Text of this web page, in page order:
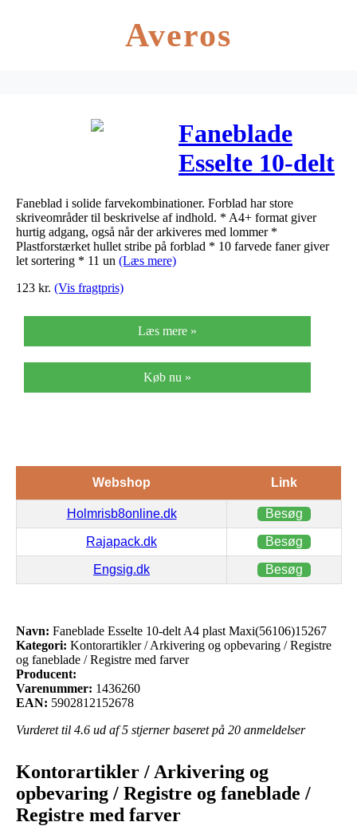
Averos
Faneblade
Esselte 10-delt
A4 plast
Faneblad i solide farvekombinationer. Forblad har store
skriveområder til beskrivelse af indhold. * A4+ format giver
hurtig adgang, også når der arkiveres med lommer *
Plastforstærket hullet stribe på forblad * 10 farvede faner giver
let sortering * 11 un (Læs mere)
123 kr. (Vis fragtpris)
Læs mere »
Køb nu »
Webshop Link
Holmrisb8online.dk Besøg
Rajapack.dk Besøg
Engsig.dk Besøg
Navn: Faneblade Esselte 10-delt A4 plast Maxi(56106)15267
Kategori: Kontorartikler / Arkivering og opbevaring / Registre
og faneblade / Registre med farver
Producent:
Varenummer: 1436260
EAN: 5902812152678
Vurderet til 4.6 ud af 5 stjerner baseret på 20 anmeldelser
Kontorartikler / Arkivering og
opbevaring / Registre og faneblade /
Registre med farver